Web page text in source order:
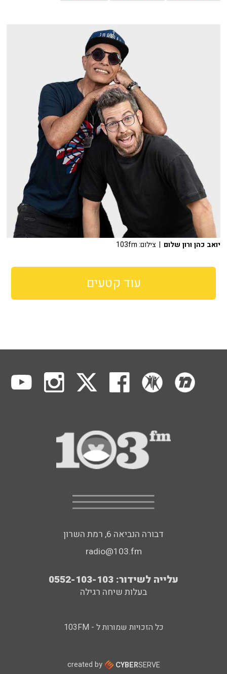
יואב כהן ורון שלום | צילום: 103fm
עוד קטעים
דבורה הנביאה 6, רמת השרון
radio@103.fm
עלייה לשידור: 0552-103-103
בעלות שיחה רגילה
כל הזכויות שמורות ל - 103FM
created by CYBERSERVE